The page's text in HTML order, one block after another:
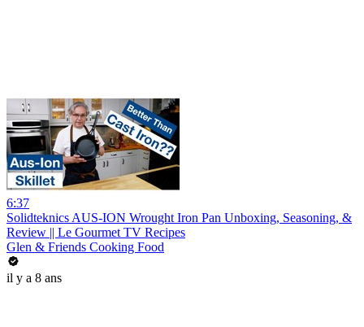
6:37
Solidteknics AUS-ION Wrought Iron Pan Unboxing, Seasoning, &
Review || Le Gourmet TV Recipes
Glen & Friends Cooking Food
il y a 8 ans